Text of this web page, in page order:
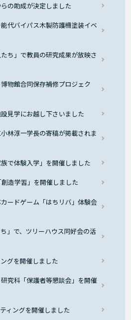
の助成が決定しました
代バイパス木製防護柵塗装イベ
ち」で教員の研究成果が放映さ
物館合同保存補修プロジェク
見学にお越し下さいました
林淳一学長の寄稿が掲載されま
で体験入学」を開催しました
造学習」を開催しました
ードゲーム「はちリバ」体験会
」で、ツリーハウス同好会の活
グを開催しました
究科「保護者等懇談会」を開催
ィングを開催しました